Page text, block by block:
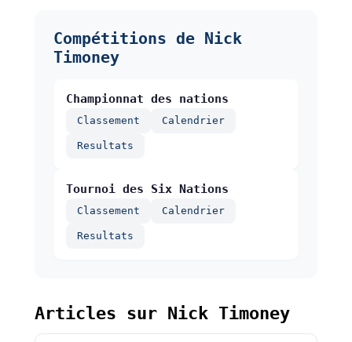
Compétitions de Nick
Timoney
Championnat des nations
Classement Calendrier
Resultats
Tournoi des Six Nations
Classement Calendrier
Resultats
Articles sur Nick Timoney